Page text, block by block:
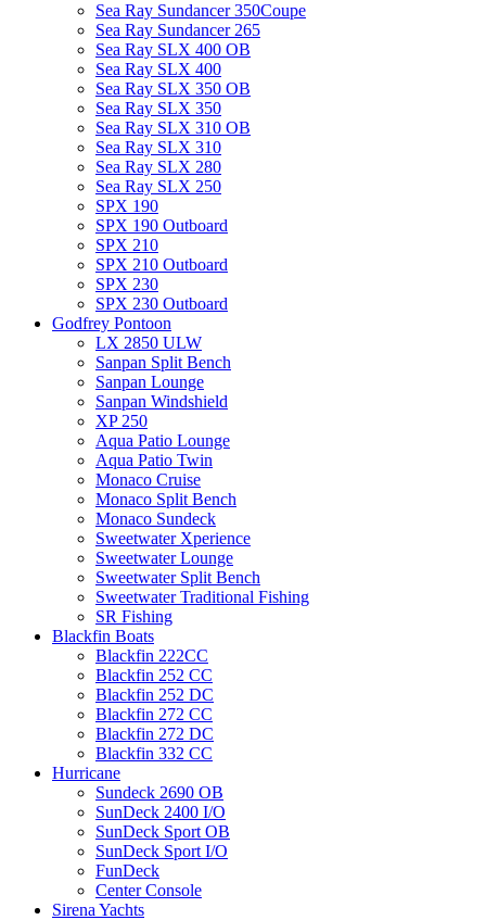
Sea Ray Sundancer 350Coupe
Sea Ray Sundancer 265
Sea Ray SLX 400 OB
Sea Ray SLX 400
Sea Ray SLX 350 OB
Sea Ray SLX 350
Sea Ray SLX 310 OB
Sea Ray SLX 310
Sea Ray SLX 280
Sea Ray SLX 250
SPX 190
SPX 190 Outboard
SPX 210
SPX 210 Outboard
SPX 230
SPX 230 Outboard
Godfrey Pontoon
LX 2850 ULW
Sanpan Split Bench
Sanpan Lounge
Sanpan Windshield
XP 250
Aqua Patio Lounge
Aqua Patio Twin
Monaco Cruise
Monaco Split Bench
Monaco Sundeck
Sweetwater Xperience
Sweetwater Lounge
Sweetwater Split Bench
Sweetwater Traditional Fishing
SR Fishing
Blackfin Boats
Blackfin 222CC
Blackfin 252 CC
Blackfin 252 DC
Blackfin 272 CC
Blackfin 272 DC
Blackfin 332 CC
Hurricane
Sundeck 2690 OB
SunDeck 2400 I/O
SunDeck Sport OB
SunDeck Sport I/O
FunDeck
Center Console
Sirena Yachts